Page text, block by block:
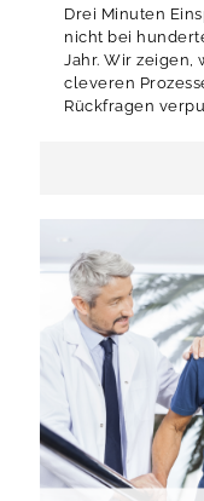
Drei Minuten
nicht bei
Jahr. Wir zeigen,
cleveren
Rückfragen